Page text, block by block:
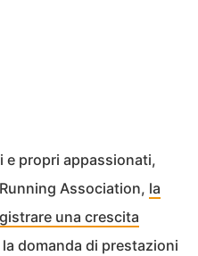
e propri appassionati,
Association, la
una crescita
domanda di prestazioni